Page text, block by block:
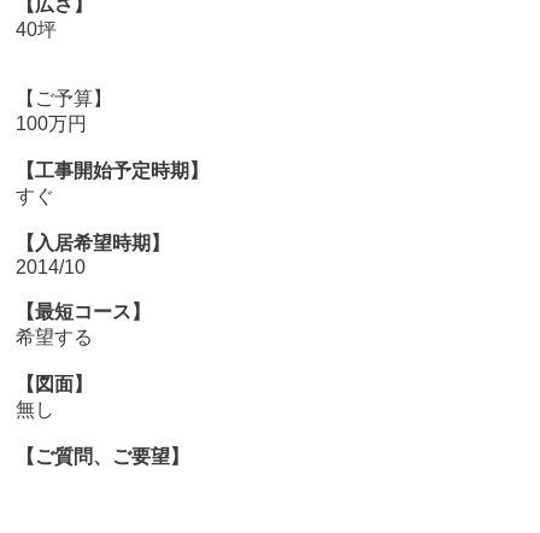
40坪
【ご予算】
100万円
【工事開始予定時期】
すぐ
【入居希望時期】
2014/10
【最短コース】
希望する
【図面】
無し
【ご質問、ご要望】